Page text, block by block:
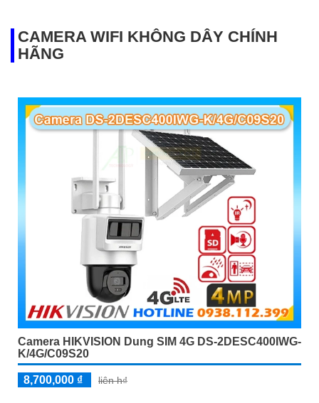
CAMERA WIFI KHÔNG DÂY CHÍNH
HÃNG
Camera HIKVISION Dung SIM 4G DS-2DESC400IWG-
K/4G/C09S20
8,700,000 ₫ liên h₫